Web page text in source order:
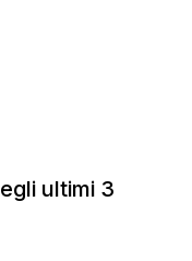
ultimi 3